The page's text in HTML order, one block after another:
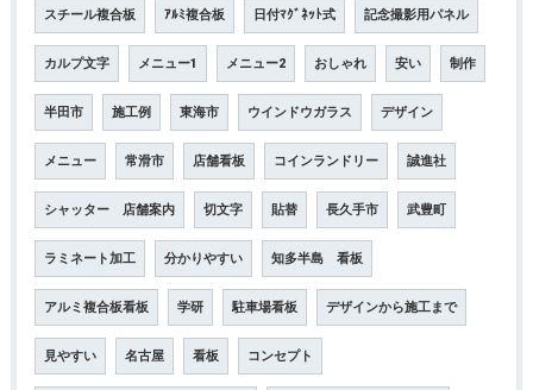
スチール複合板 ｱﾙﾐ複合板 日付ﾏｸﾞﾈｯﾄ式 記念撮影用パネル
カルプ文字 メニュー1 メニュー2 おしゃれ 安い 制作
半田市 施工例 東海市 ウインドウガラス デザイン
メニュー 常滑市 店舗看板 コインランドリー 誠進社
シャッター 店舗案内 切文字 貼替 長久手市 武豊町
ラミネート加工 分かりやすい 知多半島 看板
アルミ複合板看板 学研 駐車場看板 デザインから施工まで
見やすい 名古屋 看板 コンセプト